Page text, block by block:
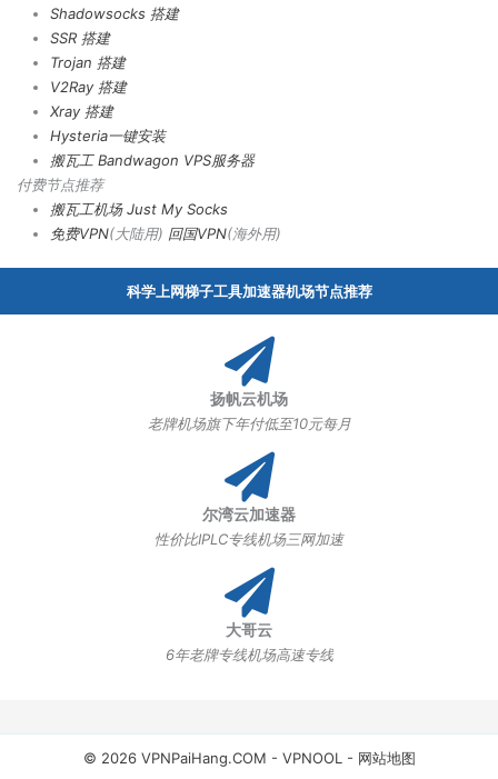
Shadowsocks 搭建
SSR 搭建
Trojan 搭建
V2Ray 搭建
Xray 搭建
Hysteria一键安装
搬瓦工 Bandwagon VPS服务器
付费节点推荐
搬瓦工机场 Just My Socks
免费VPN(大陆用) 回国VPN(海外用)
科学上网梯子工具加速器机场节点推荐
扬帆云机场
老牌机场旗下年付低至10元每月
尔湾云加速器
性价比IPLC专线机场三网加速
大哥云
6年老牌专线机场高速专线
© 2026 VPNPaiHang.COM - VPNOOL- 网站地图